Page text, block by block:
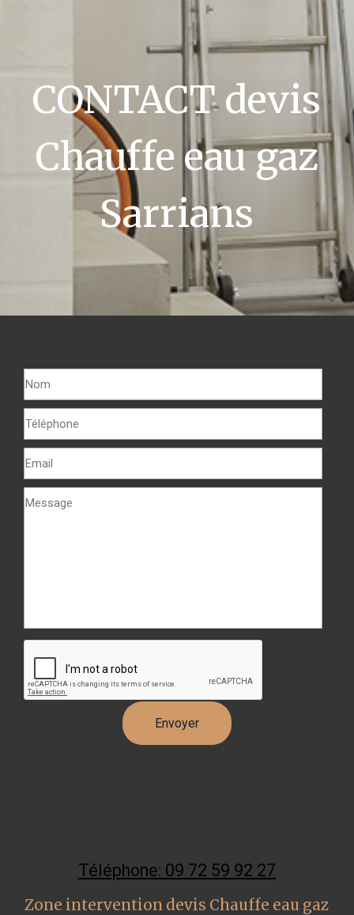
CONTACT devis
Chauffe eau gaz
Sarrians
Téléphone: 09 72 59 92 27
Zone intervention devis Chauffe eau gaz